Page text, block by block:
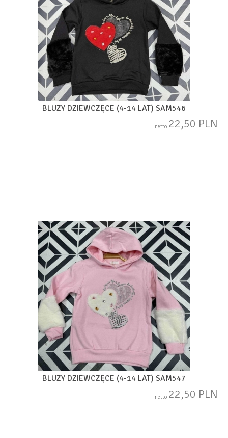
BLUZY DZIEWCZĘCE (4-14 LAT) SAM546
netto 22,50 PLN
BLUZY DZIEWCZĘCE (4-14 LAT) SAM547
netto 22,50 PLN